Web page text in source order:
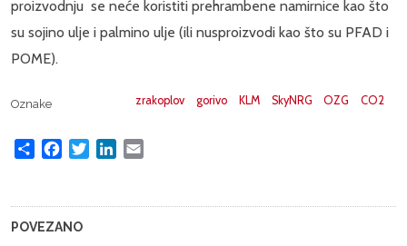
proizvodnju se neće koristiti prehrambene namirnice kao što
su sojino ulje i palmino ulje (ili nusproizvodi kao što su PFAD i
POME).
Oznake zrakoplov gorivo KLM SkyNRG OZG CO2
Share FacebookTwitterLinkedIn
POVEZANO